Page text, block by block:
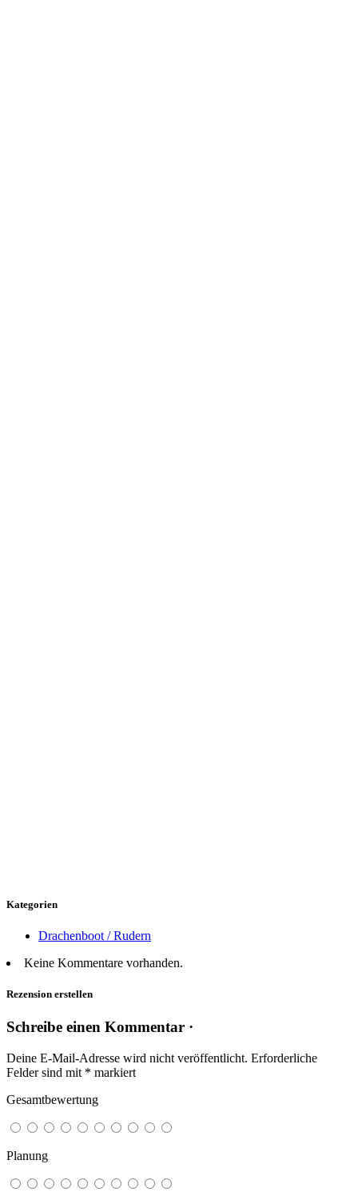
Kategorien
Drachenboot / Rudern
Keine Kommentare vorhanden.
Rezension erstellen
Schreibe einen Kommentar ·
Deine E-Mail-Adresse wird nicht veröffentlicht. Erforderliche
Felder sind mit * markiert
Gesamtbewertung
Planung